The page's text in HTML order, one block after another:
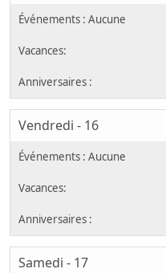
Vendredi - 16
Samedi - 17